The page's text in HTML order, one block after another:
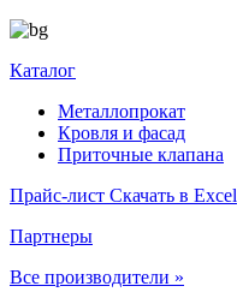
Каталог
Металлопрокат
Кровля и фасад
Приточные клапана
Прайс-лист Скачать в Excel
Партнеры
Все производители »